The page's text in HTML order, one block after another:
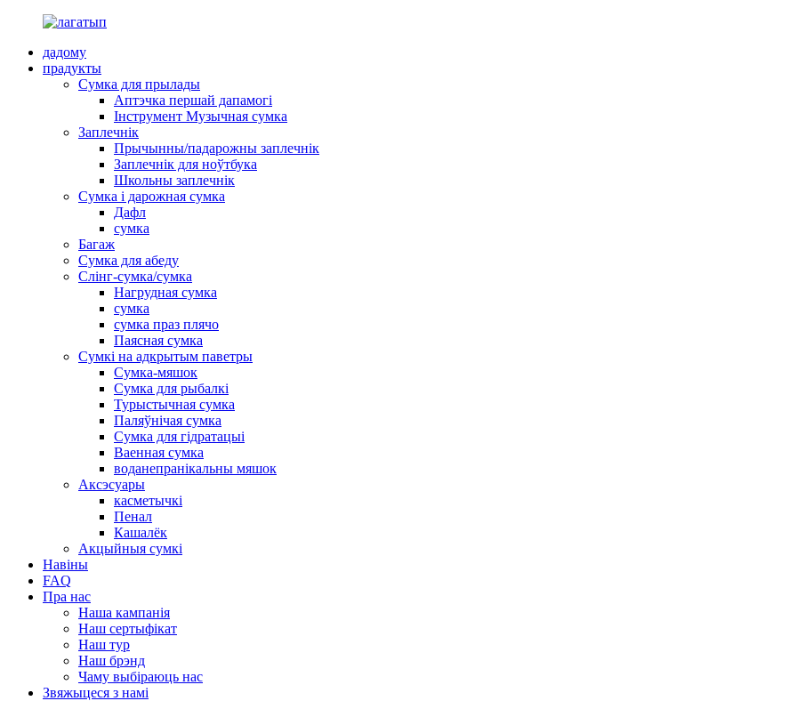
дадому
прадукты
Сумка для прылады
Аптэчка першай дапамогі
Інструмент Музычная сумка
Заплечнік
Прычынны/падарожны заплечнік
Заплечнік для ноўтбука
Школьны заплечнік
Сумка і дарожная сумка
Дафл
сумка
Багаж
Сумка для абеду
Слінг-сумка/сумка
Нагрудная сумка
сумка
сумка праз плячо
Паясная сумка
Сумкі на адкрытым паветры
Сумка-мяшок
Сумка для рыбалкі
Турыстычная сумка
Паляўнічая сумка
Сумка для гідратацыі
Ваенная сумка
воданепранікальны мяшок
Аксэсуары
касметычкі
Пенал
Кашалёк
Акцыйныя сумкі
Навіны
FAQ
Пра нас
Наша кампанія
Наш сертыфікат
Наш тур
Наш брэнд
Чаму выбіраюць нас
Звяжыцеся з намі